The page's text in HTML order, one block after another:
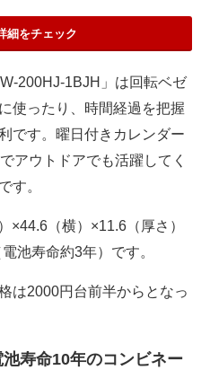
細をチェック
200HJ-1BJH」は回転ベゼ
使ったり、時間経過を把握
です。曜日付きカレンダー
アウトドアでも活躍してく
す。
（横）×11.6（厚さ）
池寿命約3年）です。
は2000円台前半からとなっ
寿命10年のコンビネー